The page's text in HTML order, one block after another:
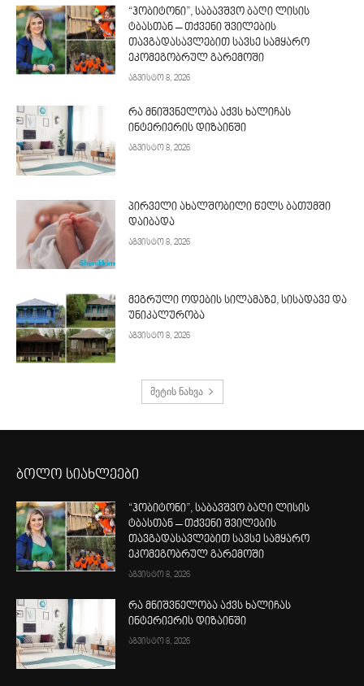
“ჰობიტონი”, საბავშვო ბაღი ლისის
ტბასთან – თქვენი შვილების
თავგადასავლებით სავსე სამყარო
ეკომეგობრულ გარემოში
აგვისტო 8, 2026
რა მნიშვნელობა აქვს ხალიჩას
ინტერიერის დიზაინში
აგვისტო 8, 2026
პირველი ახალშობილი წელს ბათუმში
დაიბადა
აგვისტო 8, 2026
მეგრული ოდების სილამაზე, სისადავე და
უნიკალურობა
აგვისტო 8, 2026
მეტის ნახვა
ბოლო სიახლეები
“ჰობიტონი”, საბავშვო ბაღი ლისის
ტბასთან – თქვენი შვილების
თავგადასავლებით სავსე სამყარო
ეკომეგობრულ გარემოში
აგვისტო 8, 2026
რა მნიშვნელობა აქვს ხალიჩას
ინტერიერის დიზაინში
აგვისტო 8, 2026